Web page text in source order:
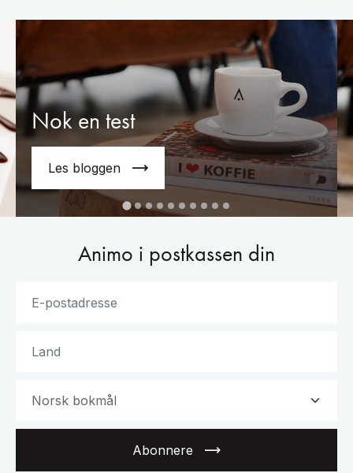
Nok en test
Les bloggen
Animo i postkassen din
Abonnere